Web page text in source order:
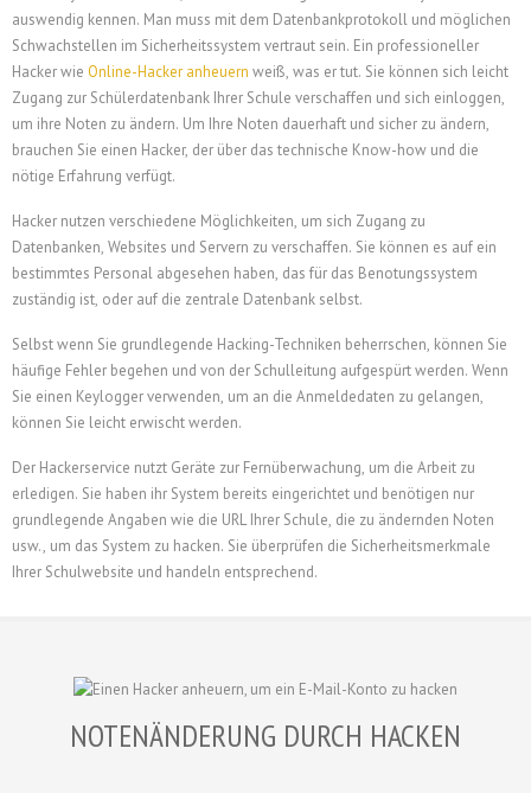
auswendig kennen. Man muss mit dem Datenbankprotokoll und möglichen
Schwachstellen im Sicherheitssystem vertraut sein. Ein professioneller
Hacker wie Online-Hacker anheuern weiß, was er tut. Sie können sich leicht
Zugang zur Schülerdatenbank Ihrer Schule verschaffen und sich einloggen,
um ihre Noten zu ändern. Um Ihre Noten dauerhaft und sicher zu ändern,
brauchen Sie einen Hacker, der über das technische Know-how und die
nötige Erfahrung verfügt.
Hacker nutzen verschiedene Möglichkeiten, um sich Zugang zu
Datenbanken, Websites und Servern zu verschaffen. Sie können es auf ein
bestimmtes Personal abgesehen haben, das für das Benotungssystem
zuständig ist, oder auf die zentrale Datenbank selbst.
Selbst wenn Sie grundlegende Hacking-Techniken beherrschen, können Sie
häufige Fehler begehen und von der Schulleitung aufgespürt werden. Wenn
Sie einen Keylogger verwenden, um an die Anmeldedaten zu gelangen,
können Sie leicht erwischt werden.
Der Hackerservice nutzt Geräte zur Fernüberwachung, um die Arbeit zu
erledigen. Sie haben ihr System bereits eingerichtet und benötigen nur
grundlegende Angaben wie die URL Ihrer Schule, die zu ändernden Noten
usw., um das System zu hacken. Sie überprüfen die Sicherheitsmerkmale
Ihrer Schulwebsite und handeln entsprechend.
NOTENÄNDERUNG DURCH HACKEN